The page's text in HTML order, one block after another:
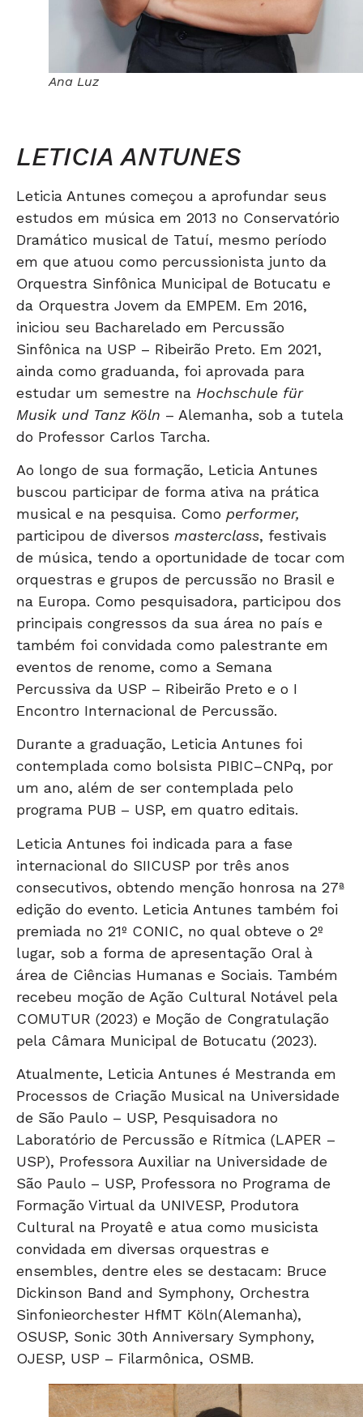
Ana Luz
LETICIA ANTUNES
Leticia Antunes começou a aprofundar seus
estudos em música em 2013 no Conservatório
Dramático musical de Tatuí, mesmo período
em que atuou como percussionista junto da
Orquestra Sinfônica Municipal de Botucatu e
da Orquestra Jovem da EMPEM. Em 2016,
iniciou seu Bacharelado em Percussão
Sinfônica na USP – Ribeirão Preto. Em 2021,
ainda como graduanda, foi aprovada para
estudar um semestre na Hochschule für
Musik und Tanz Köln – Alemanha, sob a tutela
do Professor Carlos Tarcha.
Ao longo de sua formação, Leticia Antunes
buscou participar de forma ativa na prática
musical e na pesquisa. Como performer,
participou de diversos masterclass, festivais
de música, tendo a oportunidade de tocar com
orquestras e grupos de percussão no Brasil e
na Europa. Como pesquisadora, participou dos
principais congressos da sua área no país e
também foi convidada como palestrante em
eventos de renome, como a Semana
Percussiva da USP – Ribeirão Preto e o I
Encontro Internacional de Percussão.
Durante a graduação, Leticia Antunes foi
contemplada como bolsista PIBIC–CNPq, por
um ano, além de ser contemplada pelo
programa PUB – USP, em quatro editais.
Leticia Antunes foi indicada para a fase
internacional do SIICUSP por três anos
consecutivos, obtendo menção honrosa na 27ª
edição do evento. Leticia Antunes também foi
premiada no 21º CONIC, no qual obteve o 2º
lugar, sob a forma de apresentação Oral à
área de Ciências Humanas e Sociais. Também
recebeu moção de Ação Cultural Notável pela
COMUTUR (2023) e Moção de Congratulação
pela Câmara Municipal de Botucatu (2023).
Atualmente, Leticia Antunes é Mestranda em
Processos de Criação Musical na Universidade
de São Paulo – USP, Pesquisadora no
Laboratório de Percussão e Rítmica (LAPER –
USP), Professora Auxiliar na Universidade de
São Paulo – USP, Professora no Programa de
Formação Virtual da UNIVESP, Produtora
Cultural na Proyatê e atua como musicista
convidada em diversas orquestras e
ensembles, dentre eles se destacam: Bruce
Dickinson Band and Symphony, Orchestra
Sinfonieorchester HfMT Köln(Alemanha),
OSUSP, Sonic 30th Anniversary Symphony,
OJESP, USP – Filarmônica, OSMB.